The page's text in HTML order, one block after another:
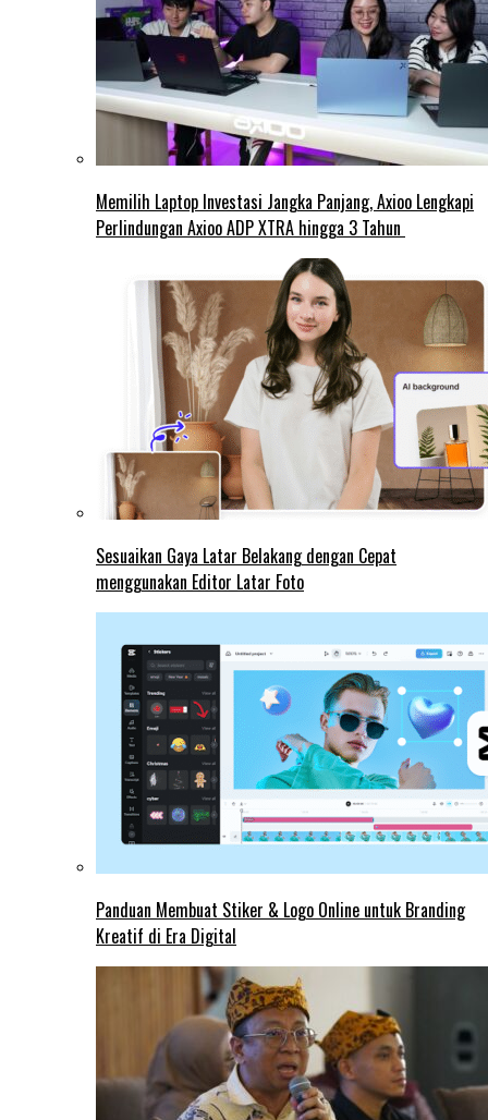
Memilih Laptop Investasi Jangka Panjang, Axioo Lengkapi
Perlindungan Axioo ADP XTRA hingga 3 Tahun
Sesuaikan Gaya Latar Belakang dengan Cepat
menggunakan Editor Latar Foto
Panduan Membuat Stiker & Logo Online untuk Branding
Kreatif di Era Digital